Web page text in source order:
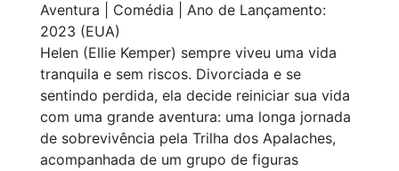
Aventura | Comédia | Ano de Lançamento:
2023 (EUA)
Helen (Ellie Kemper) sempre viveu uma vida
tranquila e sem riscos. Divorciada e se
sentindo perdida, ela decide reiniciar sua vida
com uma grande aventura: uma longa jornada
de sobrevivência pela Trilha dos Apalaches,
acompanhada de um grupo de figuras